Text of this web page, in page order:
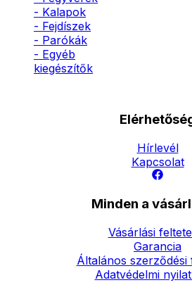
- Kalapok
- Fejdíszek
- Parókák
- Egyéb
kiegészítők
Hírlevél
Kapcsolat
Minden a
Vásárlási
Garancia
Általános szerződési
Adatvédelmi